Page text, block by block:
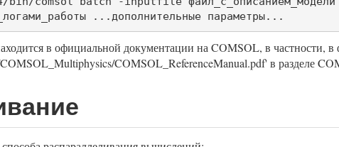
...дополнительные параметры...
в официальной документации на COMSOL, в частности, в
COMSOL_ReferenceManual.pdf' в разделе